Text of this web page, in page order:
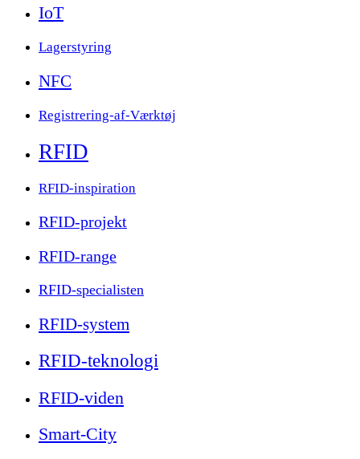
IoT
Lagerstyring
NFC
Registrering-af-Værktøj
RFID
RFID-inspiration
RFID-projekt
RFID-range
RFID-specialisten
RFID-system
RFID-teknologi
RFID-viden
Smart-City